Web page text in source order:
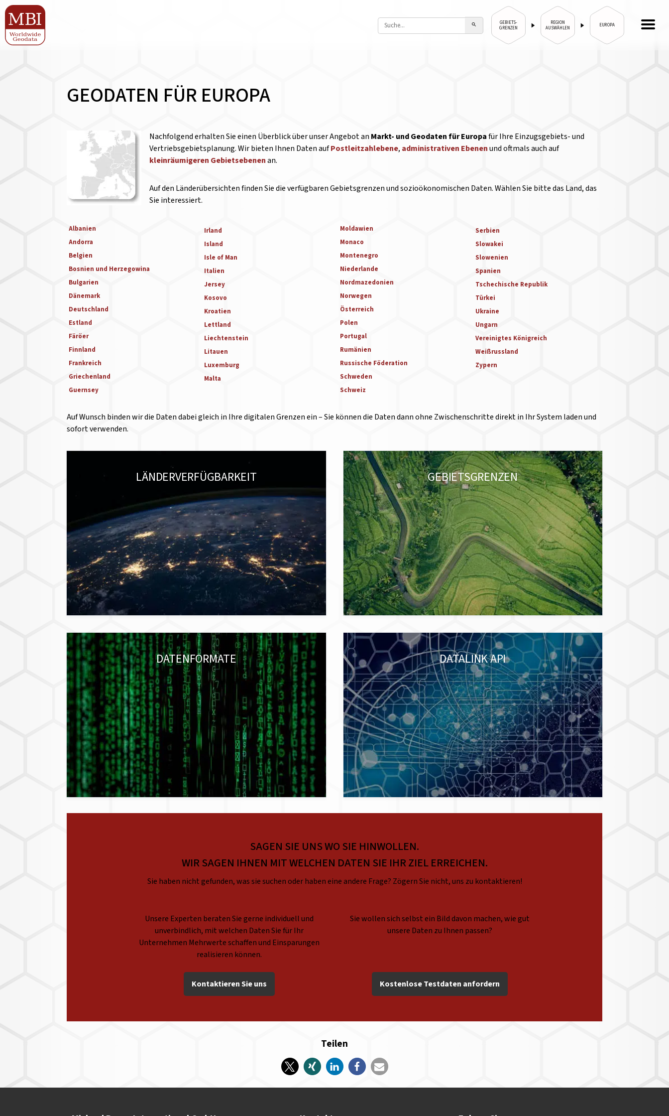
GEBIETS-
GRENZEN
REGION
AUSWÄHLEN EUROPA
GEODATEN FÜR EUROPA
Nachfolgend erhalten Sie einen Überblick über unser Angebot an Markt- und Geodaten für Europafür Ihre Einzugsgebiets- und
Vertriebsgebietsplanung. Wir bieten Ihnen Daten aufPostleitzahlebene, administrativen Ebenenund oftmals auch auf
kleinräumigeren Gebietsebenenan.
Auf den Länderübersichten finden Sie die verfügbaren Gebietsgrenzen und sozioökonomischen Daten. Wählen Sie bitte das Land, das
Sie interessiert.
Albanien
Andorra
Belgien
Bosnien und Herzegowina
Bulgarien
Dänemark
Deutschland
Estland
Färöer
Finnland
Frankreich
Griechenland
Guernsey
Irland
Island
Isle of Man
Italien
Jersey
Kosovo
Kroatien
Lettland
Liechtenstein
Litauen
Luxemburg
Malta
Moldawien
Monaco
Montenegro
Niederlande
Nordmazedonien
Norwegen
Österreich
Polen
Portugal
Rumänien
Russische Föderation
Schweden
Schweiz
Serbien
Slowakei
Slowenien
Spanien
Tschechische Republik
Türkei
Ukraine
Ungarn
Vereinigtes Königreich
Weißrussland
Zypern
Auf Wunsch binden wir die Daten dabei gleich in Ihre digitalen Grenzen ein – Sie können die Daten dann ohne Zwischenschritte direkt in Ihr System laden und
sofort verwenden.
LÄNDERVERFÜGBARKEIT GEBIETSGRENZEN
DATENFORMATE DATALINK API
SAGEN SIE UNS WO SIE HINWOLLEN.
WIR SAGEN IHNEN MIT WELCHEN DATEN SIE IHR ZIEL ERREICHEN.
Sie haben nicht gefunden, was sie suchen oder haben eine andere Frage? Zögern Sie nicht, uns zu kontaktieren!
Unsere Experten beraten Sie gerne individuell und
unverbindlich, mit welchen Daten Sie für Ihr
Unternehmen Mehrwerte schaffen und Einsparungen
realisieren können.
Sie wollen sich selbst ein Bild davon machen, wie gut
unsere Daten zu Ihnen passen?
Kontaktieren Sie uns Kostenlose Testdaten anfordern
Teilen